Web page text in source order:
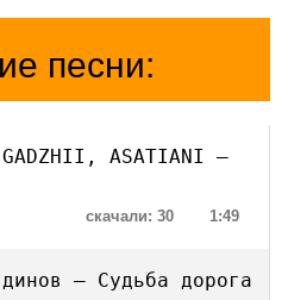
песни:
ASATIANI —
1:49
скачали: 30
— Судьба дорога